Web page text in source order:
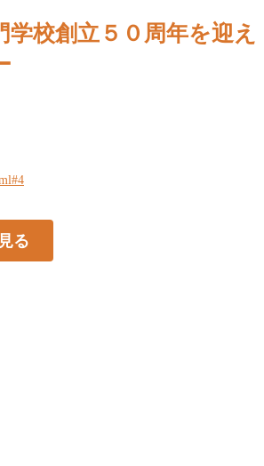
学校創立５０周年を迎え
る